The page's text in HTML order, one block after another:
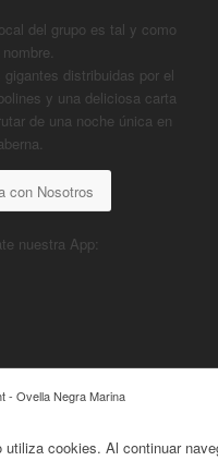
del grupo es tal y como
gigantes distribuidas por el
y una deliciosa carta
de una noche única en
con Nosotros
nuestra App:
- Ovella Negra Marina
utiliza cookies. Al continuar